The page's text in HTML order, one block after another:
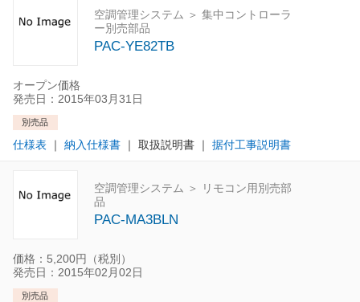
空調管理システム ＞ 集中コントローラ
ー別売部品
PAC-YE82TB
オープン価格
発売日：2015年03月31日
別売品
仕様表 ｜ 納入仕様書 ｜ 取扱説明書｜ 据付工事説明書
空調管理システム ＞ リモコン用別売部
品
PAC-MA3BLN
価格：5,200円（税別）
発売日：2015年02月02日
別売品